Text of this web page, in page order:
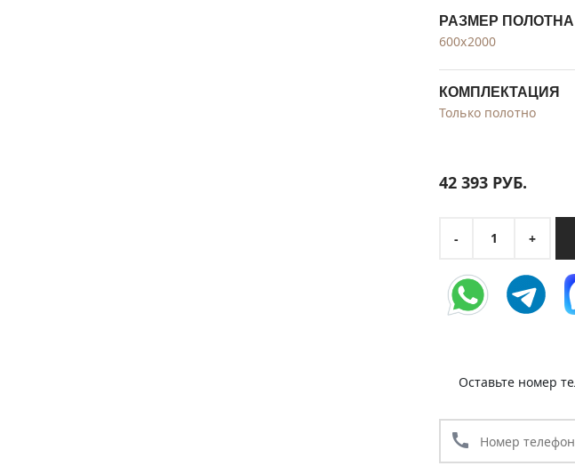
РАЗМЕР ПОЛОТНА
600x2000
КОМПЛЕКТАЦИЯ
Только полотно
42 393 РУБ.
- 1 +
Оставьте номер
call